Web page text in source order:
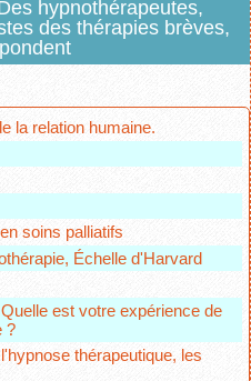
hypnothérapeutes,
des thérapies brèves,
la relation humaine.
soins palliatifs
Échelle d'Harvard
est votre expérience de
?
thérapeutique, les